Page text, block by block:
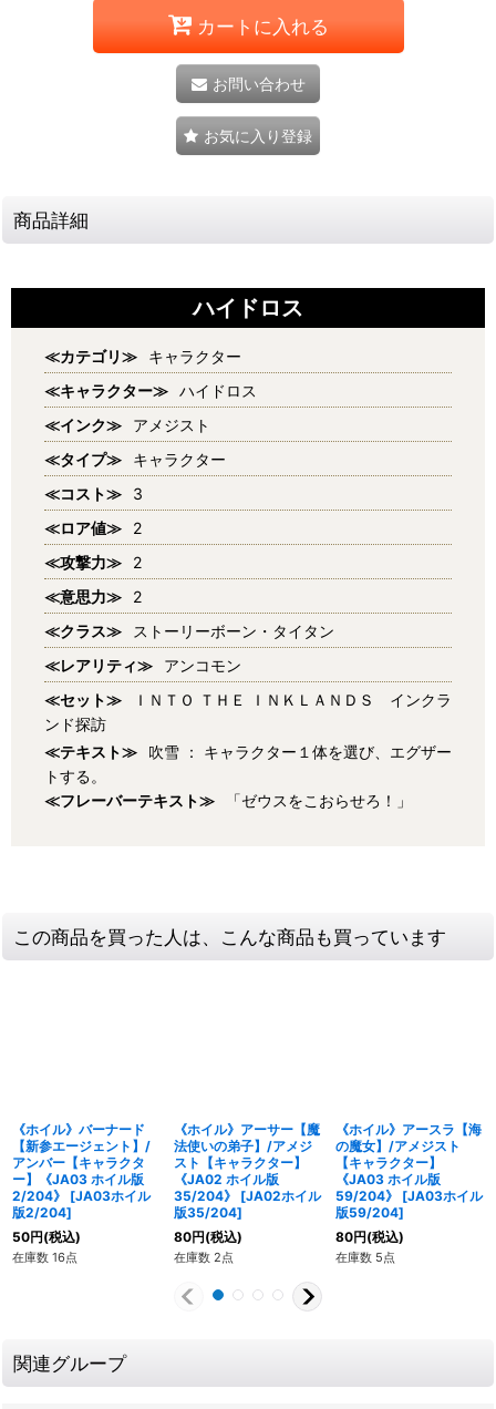
カートに入れる
お問い合わせ
お気に入り登録
商品詳細
ハイドロス
≪カテゴリ≫
キャラクター
≪キャラクター≫ ハイドロス
≪インク≫
アメジスト
≪タイプ≫
キャラクター
≪コスト≫
3
≪ロア値≫
2
≪攻撃力≫
2
≪意思力≫
2
≪クラス≫
ストーリーボーン・タイタン
≪レアリティ≫
アンコモン
≪セット≫
ＩＮＴＯ ＴＨＥ ＩＮＫＬＡＮＤＳ インクラ
ンド探訪
≪テキスト≫
吹雪 ： キャラクター１体を選び、エグザー
トする。
≪フレーバーテキスト≫
「ゼウスをこおらせろ！」
この商品を買った人は、こんな商品も買っています
《ホイル》バーナード
【新参エージェント】/
アンバー【キャラクタ
ー】《JA03 ホイル版
2/204》
[JA03ホイル
版2/204]
50円(税込)
在庫数 16点
《ホイル》アーサー【魔
法使いの弟子】/アメジ
スト【キャラクター】
《JA02 ホイル版
35/204》
[JA02ホイル
版35/204]
80円(税込)
在庫数 2点
《ホイル》アースラ【海
の魔女】/アメジスト
【キャラクター】
《JA03 ホイル版
59/204》
[JA03ホイル
版59/204]
80円(税込)
在庫数 5点
関連グループ